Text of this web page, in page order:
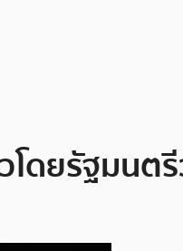
โดยรัฐมนต